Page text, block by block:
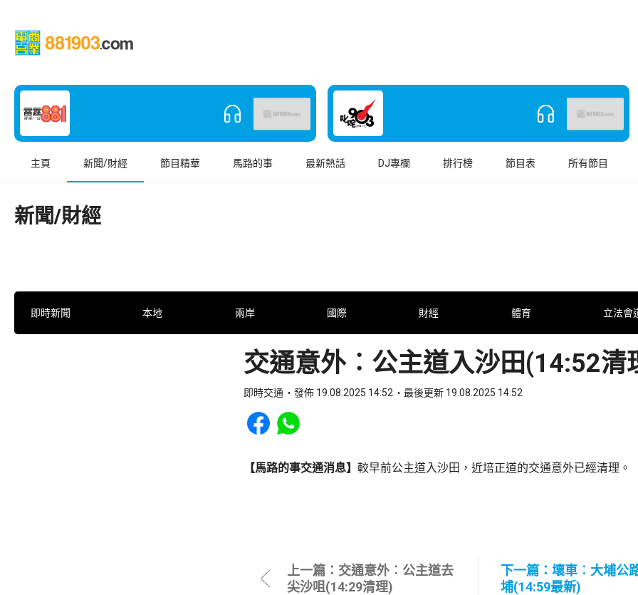
主頁 新聞/財經 節目精華 馬路的事 最新熱話 DJ專欄 排行榜 節目表 所有節目
新聞/財經
即時新聞 本地 兩岸 國際 財經 體育 立法會
交通意外︰公主道入沙田(14:52清
即時交通 發佈 19.08.2025 14:52 最後更新 19.08.2025 14:52
Share to Facebook
Share to WhatsApp
【馬路的事交通消息】 較早前公主道入沙田，近培正道的交通意外已經清理。
上一篇：交通意外︰公主道去
尖沙咀(14:29清理)
下一篇：壞車︰大埔公
埔(14:59最新)